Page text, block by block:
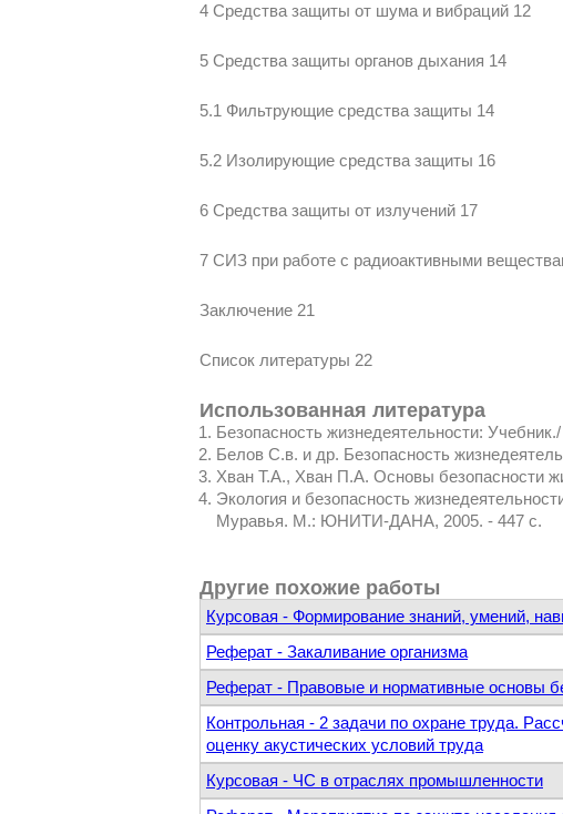
4 Средства защиты от шума и вибраций 12
5 Средства защиты органов дыхания 14
5.1 Фильтрующие средства защиты 14
5.2 Изолирующие средства защиты 16
6 Средства защиты от излучений 17
7 СИЗ при работе с радиоактивными
Заключение 21
Список литературы 22
Использованная литература
Безопасность жизнедеятельности:
Белов С.в. и др. Безопасность
Хван Т.А., Хван П.А. Основы безопасности
Экология и безопасность
Муравья. М.: ЮНИТИ-ДАНА, 2005. - 447 с.
Другие похожие работы
Курсовая - Формирование знаний, умений,
Реферат - Закаливание организма
Реферат - Правовые и нормативные основы
Контрольная - 2 задачи по охране труда.
оценку акустических условий труда
Курсовая - ЧС в отраслях промышленности